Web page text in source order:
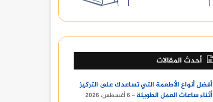
أحدث المقالات
أفضل أنواع الأطعمة التي تساعدك على التركيز
أثناء ساعات العمل الطويلة
6 أغسطس، 2026